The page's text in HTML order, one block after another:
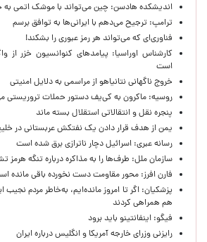
اندیشکده هادسن: چین می‌تواند با موشک اتمی به
ترامپ: ترجیح می‌دهم با ایرانی‌‌ها به توافق برسم
فناوری‌ای که می‌تواند هر رمز عبوری را بشکند!
کارشناس اوراسیا: پیامدهای کنوانسیون خزر از
است
خروج ناگهانی نتانیاهو از مراسمی به دلایل امنیتی
روسیه: ماکرون به کی‌یف دستور حملات تروریستی
پنجره‌ نقل و انتقالاتی استقلال بسته ماند
یمن از هدف قرار دادن یک نفتکش عربستانی در
رسانه عبری: اسرائیل دچار ناترازی برق شده است
سازمان ملل: طرف‌ها را به مذاکره درباره تنگه هرمز
فارن افرز: محور مقاومت دست نخورده باقی مانده
پزشکیان: اگر تا امروز مانده‌ایم، به‌خاطر مردم
هم همراهی کردند
فیگو: اینفانتینو باید برود
رایزنی وزرای خارجه آمریکا و انگلیس درباره ایران